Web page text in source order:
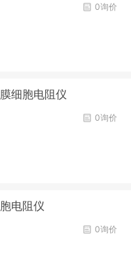
0询价
细胞电阻仪
0询价
电阻仪
0询价